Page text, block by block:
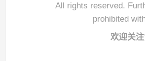
All rights reserved.
prohibited
欢迎关